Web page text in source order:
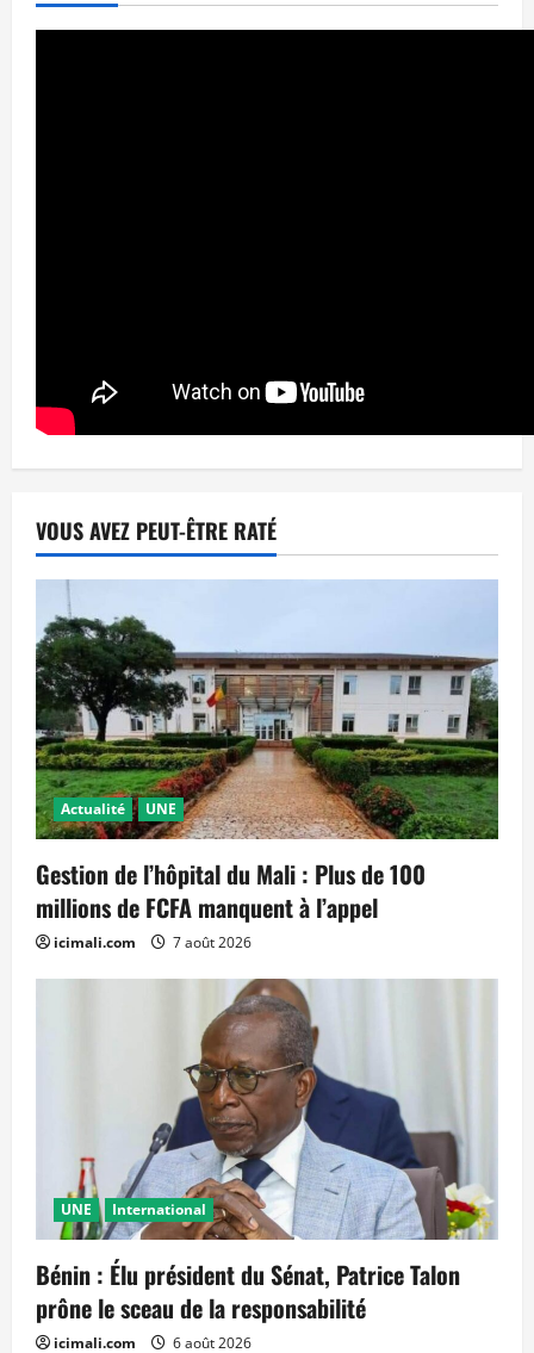
VOUS AVEZ PEUT-ÊTRE RATÉ
Actualité UNE
Gestion de l’hôpital du Mali : Plus de 100
millions de FCFA manquent à l’appel
icimali.com 7 août 2026
UNE International
Bénin : Élu président du Sénat, Patrice Talon
prône le sceau de la responsabilité
icimali.com 6 août 2026